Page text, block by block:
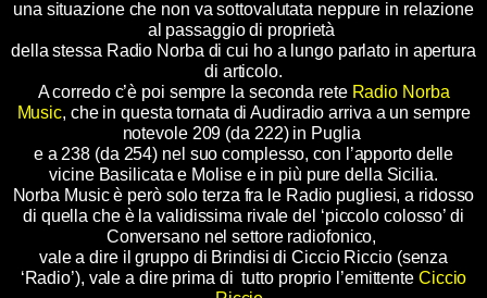
una situazione che non va sottovalutata neppure in relazione
al passaggio di proprietà
della stessa Radio Norba di cui ho a lungo parlato in apertura
di articolo.
A corredo c’è poi sempre la seconda rete Radio Norba
Music, che in questa tornata di Audiradio arriva a un sempre
notevole 209 (da 222) in Puglia
e a 238 (da 254) nel suo complesso, con l’apporto delle
vicine Basilicata e Molise e in più pure della Sicilia.
Norba Music è però solo terza fra le Radio pugliesi, a ridosso
di quella che è la validissima rivale del ‘piccolo colosso’ di
Conversano nel settore radiofonico,
vale a dire il gruppo di Brindisi di Ciccio Riccio (senza
‘Radio’), vale a dire prima di tutto proprio l’emittente Ciccio